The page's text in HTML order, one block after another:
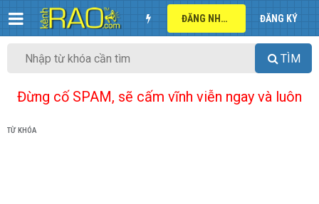
ĐĂNG NHẬP ĐĂNG KÝ
TÌM
Đừng cố SPAM, sẽ cấm vĩnh viễn ngay và luôn
TỪ KHÓA